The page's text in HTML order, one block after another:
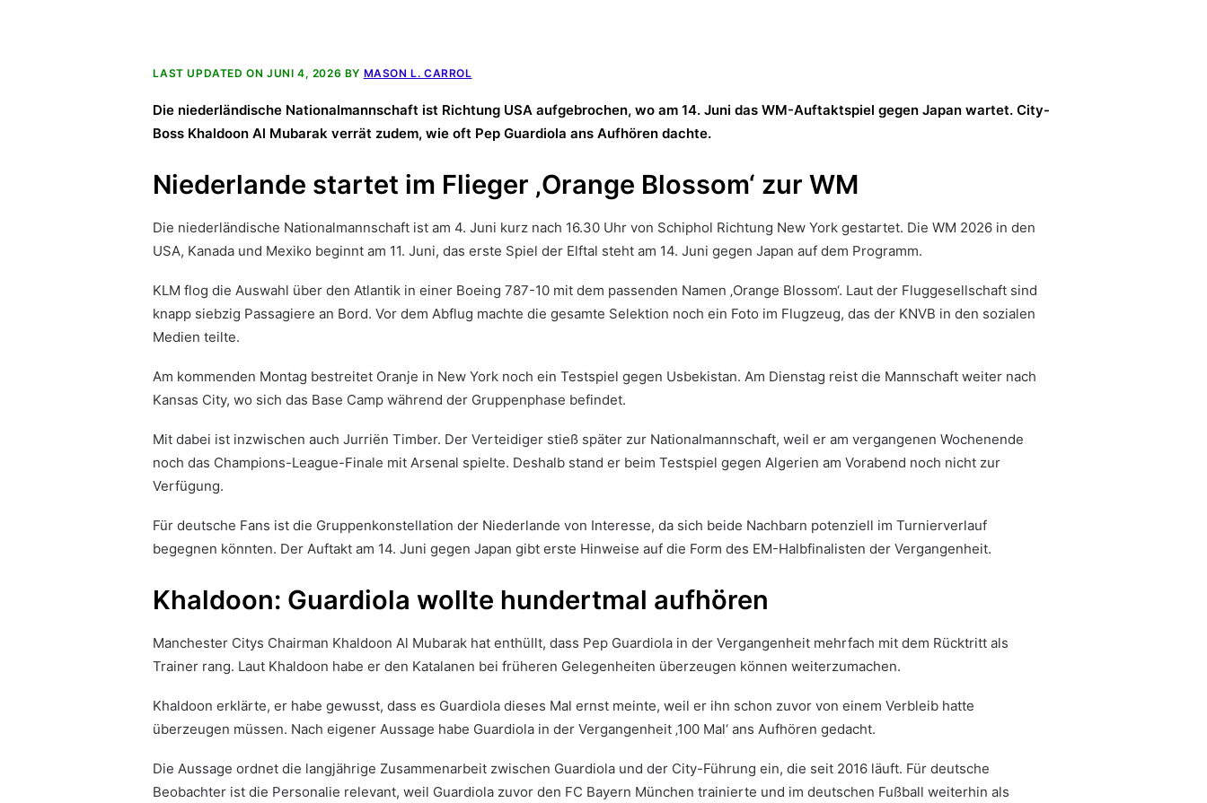
LAST UPDATED ON JUNI 4, 2026 BY MASON L. CARROL
Die niederländische Nationalmannschaft ist Richtung USA aufgebrochen, wo am 14. Juni das WM-Auftaktspiel gegen Japan wartet. City-
Boss Khaldoon Al Mubarak verrät zudem, wie oft Pep Guardiola ans Aufhören dachte.
Niederlande startet im Flieger ‚Orange Blossom‘ zur WM
Die niederländische Nationalmannschaft ist am 4. Juni kurz nach 16.30 Uhr von Schiphol Richtung New York gestartet. Die WM 2026 in den
USA, Kanada und Mexiko beginnt am 11. Juni, das erste Spiel der Elftal steht am 14. Juni gegen Japan auf dem Programm.
KLM flog die Auswahl über den Atlantik in einer Boeing 787-10 mit dem passenden Namen ‚Orange Blossom‘. Laut der Fluggesellschaft sind
knapp siebzig Passagiere an Bord. Vor dem Abflug machte die gesamte Selektion noch ein Foto im Flugzeug, das der KNVB in den sozialen
Medien teilte.
Am kommenden Montag bestreitet Oranje in New York noch ein Testspiel gegen Usbekistan. Am Dienstag reist die Mannschaft weiter nach
Kansas City, wo sich das Base Camp während der Gruppenphase befindet.
Mit dabei ist inzwischen auch Jurriën Timber. Der Verteidiger stieß später zur Nationalmannschaft, weil er am vergangenen Wochenende
noch das Champions-League-Finale mit Arsenal spielte. Deshalb stand er beim Testspiel gegen Algerien am Vorabend noch nicht zur
Verfügung.
Für deutsche Fans ist die Gruppenkonstellation der Niederlande von Interesse, da sich beide Nachbarn potenziell im Turnierverlauf
begegnen könnten. Der Auftakt am 14. Juni gegen Japan gibt erste Hinweise auf die Form des EM-Halbfinalisten der Vergangenheit.
Khaldoon: Guardiola wollte hundertmal aufhören
Manchester Citys Chairman Khaldoon Al Mubarak hat enthüllt, dass Pep Guardiola in der Vergangenheit mehrfach mit dem Rücktritt als
Trainer rang. Laut Khaldoon habe er den Katalanen bei früheren Gelegenheiten überzeugen können weiterzumachen.
Khaldoon erklärte, er habe gewusst, dass es Guardiola dieses Mal ernst meinte, weil er ihn schon zuvor von einem Verbleib hatte
überzeugen müssen. Nach eigener Aussage habe Guardiola in der Vergangenheit ‚100 Mal‘ ans Aufhören gedacht.
Die Aussage ordnet die langjährige Zusammenarbeit zwischen Guardiola und der City-Führung ein, die seit 2016 läuft. Für deutsche
Beobachter ist die Personalie relevant, weil Guardiola zuvor den FC Bayern München trainierte und im deutschen Fußball weiterhin als